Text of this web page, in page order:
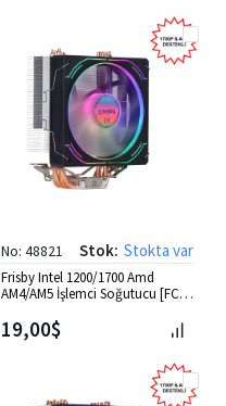
No: 48821 Stok: Stokta var
Frisby Intel 1200/1700 Amd
AM4/AM5 İşlemci Soğutucu [FCL-
19,00$